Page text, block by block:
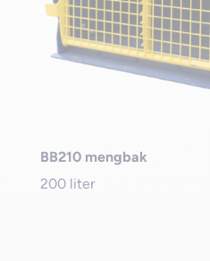
BB210 mengbak
200 liter